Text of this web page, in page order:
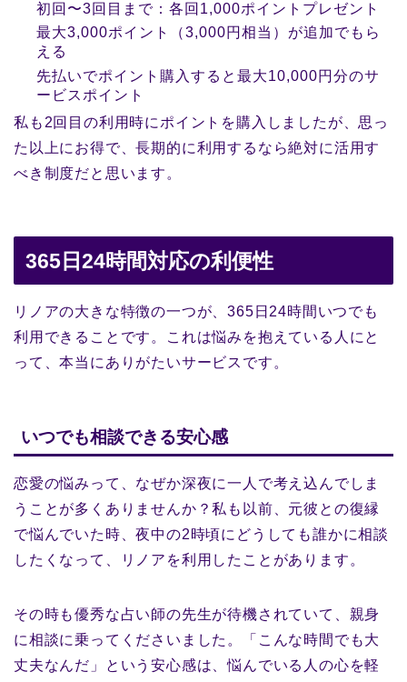
初回〜3回目まで：各回1,000ポイントプレゼント
最大3,000ポイント（3,000円相当）が追加でもら
える
先払いでポイント購入すると最大10,000円分のサ
ービスポイント
私も2回目の利用時にポイントを購入しましたが、思っ
た以上にお得で、長期的に利用するなら絶対に活用す
べき制度だと思います。
365日24時間対応の利便性
リノアの大きな特徴の一つが、365日24時間いつでも
利用できることです。これは悩みを抱えている人にと
って、本当にありがたいサービスです。
いつでも相談できる安心感
恋愛の悩みって、なぜか深夜に一人で考え込んでしま
うことが多くありませんか？私も以前、元彼との復縁
で悩んでいた時、夜中の2時頃にどうしても誰かに相談
したくなって、リノアを利用したことがあります。
その時も優秀な占い師の先生が待機されていて、親身
に相談に乗ってくださいました。「こんな時間でも大
丈夫なんだ」という安心感は、悩んでいる人の心を軽